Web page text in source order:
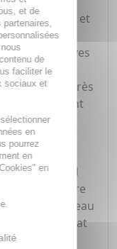
B3 apaise et
3 Acides
les réserves
et les
Jour après
de l'âge sont
qui fond
défauts, offre
Ainsi la peau
d'un délicat
et de
de
faciliter le
sociaux et
en
pourrez
en
en